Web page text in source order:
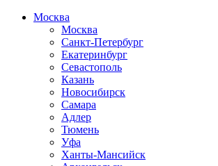
Москва
Москва
Санкт-Петербург
Екатеринбург
Севастополь
Казань
Новосибирск
Самара
Адлер
Тюмень
Уфа
Ханты-Мансийск